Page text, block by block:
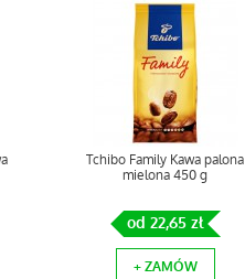
Tchibo Family Kawa palona
mielona 450 g
od 22,65 zł
+ ZAMÓW